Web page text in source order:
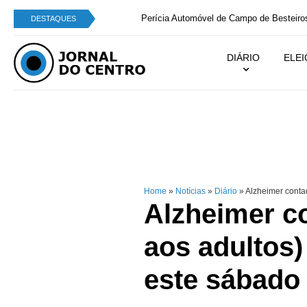
DESTAQUES Perícia Automóvel de Campo de Besteiros
DIÁRIO
Home » Notícias » Diário »Alzheimer
Alzheimer
aos
este sábado